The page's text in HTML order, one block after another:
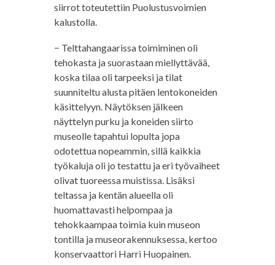
siirrot toteutettiin Puolustusvoimien
kalustolla.
− Telttahangaarissa toimiminen oli
tehokasta ja suorastaan miellyttävää,
koska tilaa oli tarpeeksi ja tilat
suunniteltu alusta pitäen lentokoneiden
käsittelyyn. Näytöksen jälkeen
näyttelyn purku ja koneiden siirto
museolle tapahtui lopulta jopa
odotettua nopeammin, sillä kaikkia
työkaluja oli jo testattu ja eri työvaiheet
olivat tuoreessa muistissa. Lisäksi
teltassa ja kentän alueella oli
huomattavasti helpompaa ja
tehokkaampaa toimia kuin museon
tontilla ja museorakennuksessa, kertoo
konservaattori Harri Huopainen.